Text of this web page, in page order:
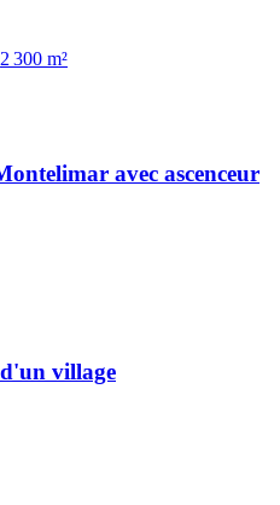
2 300 m²
avec ascenceur
village